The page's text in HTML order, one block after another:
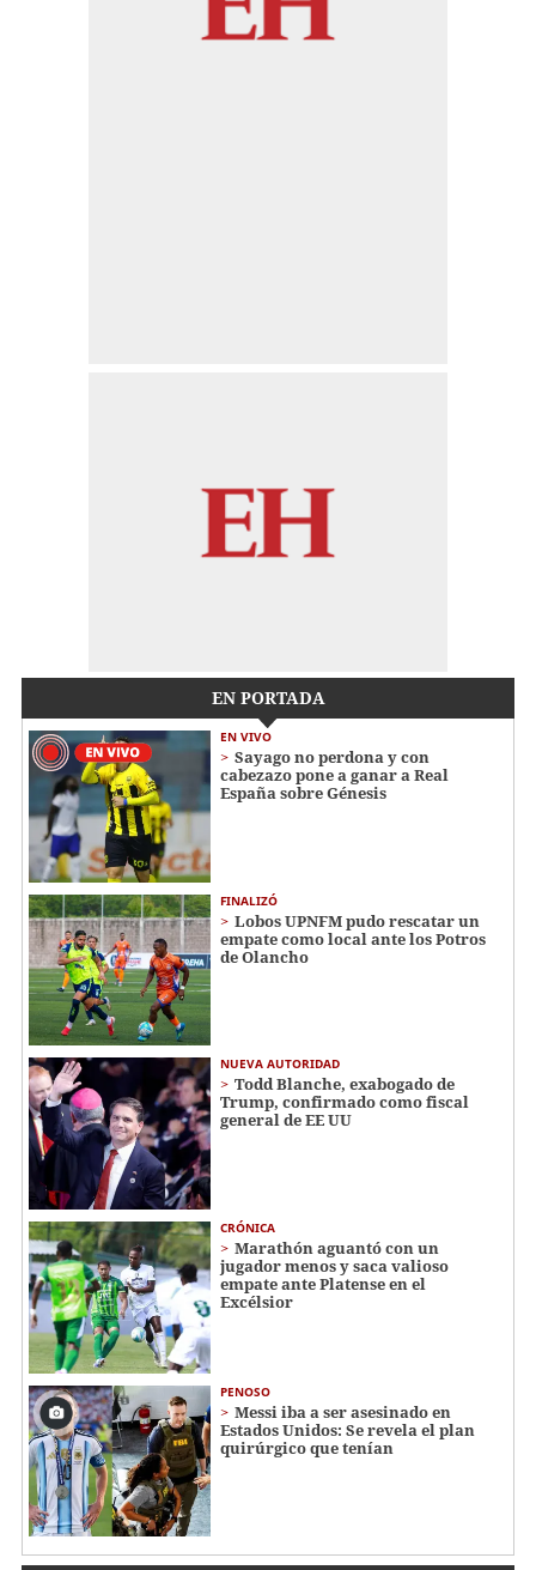
EN PORTADA
EN VIVO
Sayago no perdona y con
cabezazo pone a ganar a Real
España sobre Génesis
FINALIZÓ
Lobos UPNFM pudo rescatar un
empate como local ante los Potros
de Olancho
NUEVA AUTORIDAD
Todd Blanche, exabogado de
Trump, confirmado como fiscal
general de EE UU
CRÓNICA
Marathón aguantó con un
jugador menos y saca valioso
empate ante Platense en el
Excélsior
PENOSO
Messi iba a ser asesinado en
Estados Unidos: Se revela el plan
quirúrgico que tenían